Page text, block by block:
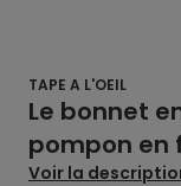
TAPE A L'OEIL
Le bonnet
pompon en
Voir la